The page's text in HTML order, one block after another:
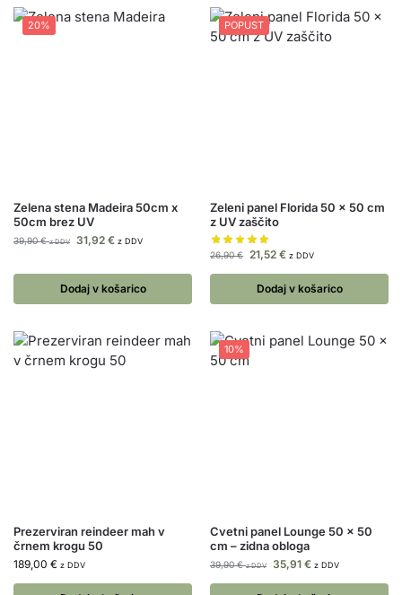
20%
Zelena stena Madeira 50cm x
50cm brez UV
39,90€ z DDV 31,92 € z DDV
Dodaj v košarico
POPUST
Zeleni panel Florida 50 x 50 cm
z UV zaščito
26,90€ 21,52 € z DDV
Dodaj v košarico
Prezerviran reindeer mah v
črnem krogu 50
189,00 € z DDV
10%
Cvetni panel Lounge 50 x 50
cm – zidna obloga
39,90€ z DDV 35,91 € z DDV